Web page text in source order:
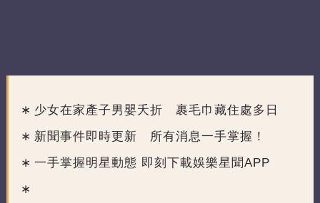
少女在家產子男嬰夭折 裹毛巾藏住處多日
新聞事件即時更新 所有消息一手掌握！
一手掌握明星動態 即刻下載娛樂星聞APP